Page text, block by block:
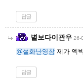
답글
별보다이관우 26-
@설화난영참 제가 엑
답글